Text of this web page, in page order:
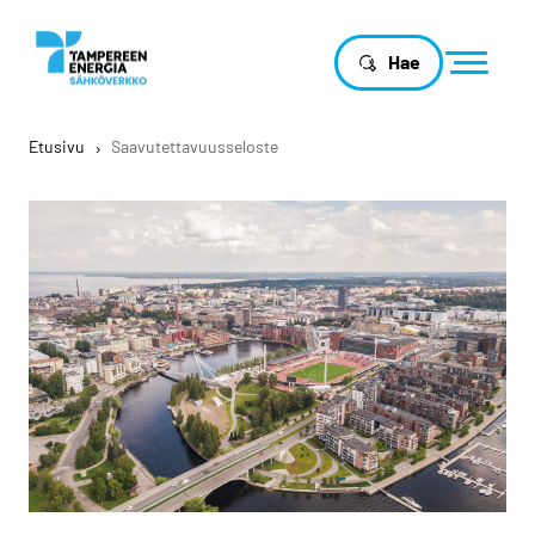
Hae
Etusivu › Saavutettavuusseloste